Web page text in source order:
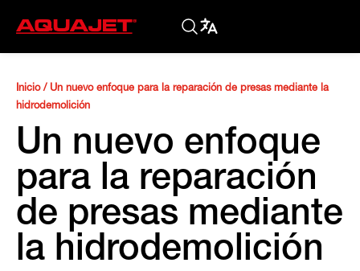
Inicio/ Un nuevo enfoque para la reparación de presas mediante la
hidrodemolición
Un nuevo enfoque
para la reparación
de presas mediante
la hidrodemolición